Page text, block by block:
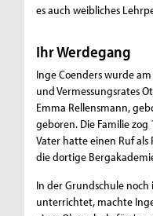
es auch weibliches
Ihr Werdegang
Inge Coenders wurde
und Vermessungsrates
Emma Rellensmann,
geboren. Die Familie
Vater hatte einen Ruf als
die dortige
In der Grundschule
unterrichtet, machte